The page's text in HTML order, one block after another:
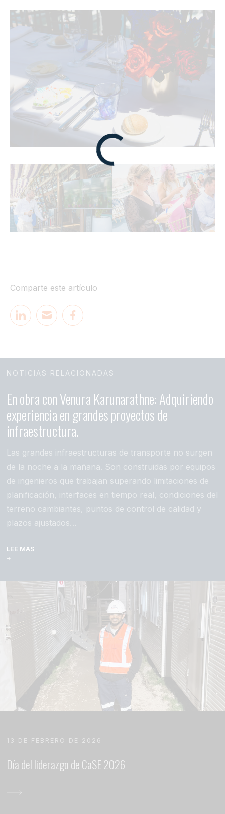
Comparte este artículo
NOTICIAS RELACIONADAS
En obra con Venura Karunarathne: Adquiriendo
experiencia en grandes proyectos de
infraestructura.
Las grandes infraestructuras de transporte no surgen
de la noche a la mañana. Son construidas por equipos
de ingenieros que trabajan superando limitaciones de
planificación, interfaces en tiempo real, condiciones del
terreno cambiantes, puntos de control de calidad y
plazos ajustados…
LEE MAS
13 DE FEBRERO DE 2026
Día del liderazgo de CaSE 2026